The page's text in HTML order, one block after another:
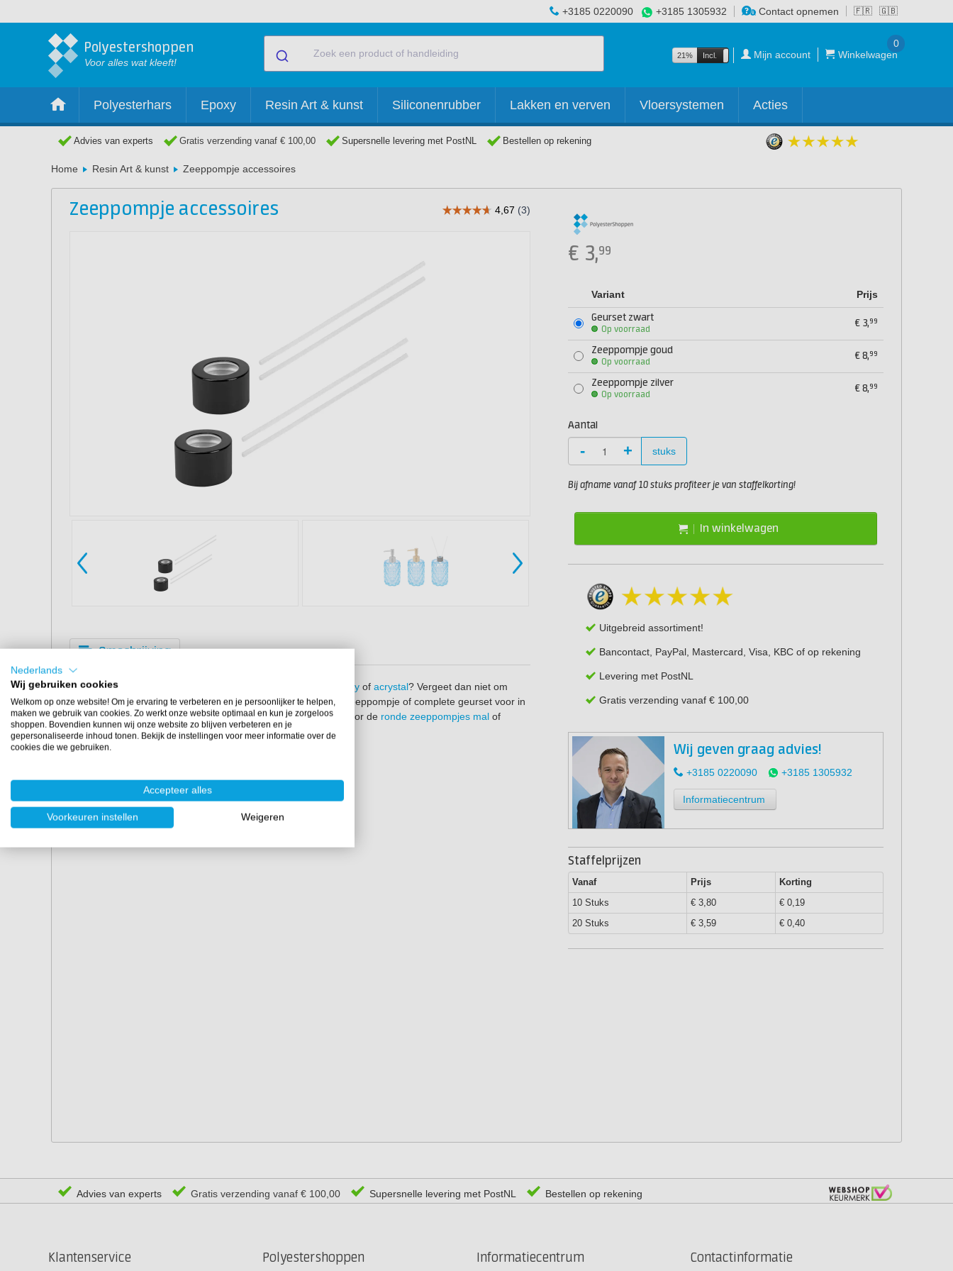
🇫🇷 🇬🇧
+3185 0220090 +3185 1305932 Contact opnemen
Polyestershoppen
Voor alles wat kleeft!
21% Incl. Excl. Mijn account Winkelwagen
0
Polyesterhars Epoxy Resin Art & kunst Siliconenrubber Lakken en verven Vloersystemen Acties
Advies van experts Gratis verzending vanaf € 100,00 Supersnelle levering met PostNL Bestellen op rekening
Home Resin Art & kunst Zeeppompje accessoires
Zeeppompje accessoires
Omschrijving
Ben je van plan om meerdere zeeppompjes te maken van epoxy of acrystal? Vergeet dan niet om
extra dispensers te bestellen. Zo maak je altijd een compleet zeeppompje of complete geurset voor in
je toilet, keuken of badkamer. Deze accessoires zijn geschikt voor de ronde zeeppompjes mal of
rechthoekige zeeppompjes mal.
Goudkleurig zeeppompje.
Zilverkleurig zeeppompje.
Zwarte geurset (2 dopjes + 4 geurstokjes).
€ 3,99
Variant Prijs
Geurset zwart
Op voorraad
€ 3,99
Zeeppompje goud
Op voorraad
€8,99
Zeeppompje zilver
Op voorraad
€8,99
Aantal
- + stuks
Bij afname vanaf 10 stuks profiteer je van staffelkorting!
In winkelwagen
Uitgebreid assortiment!
Bancontact, PayPal, Mastercard, Visa, KBC of op rekening
Levering met PostNL
Gratis verzending vanaf € 100,00
Wij geven graag advies!
+3185 0220090 +3185 1305932
Informatiecentrum
Staffelprijzen
Vanaf Prijs
Korting
10 Stuks
€ 3,80
€ 0,19
20 Stuks
€ 3,59 € 0,40
Advies van experts Gratis verzending vanaf € 100,00 Supersnelle levering met PostNL Bestellen op rekening
Klantenservice Polyestershoppen Informatiecentrum Contactinformatie
Nederlands
Wij gebruiken cookies
Welkom op onze website! Om je ervaring te verbeteren en je persoonlijker te helpen,
maken we gebruik van cookies. Zo werkt onze website optimaal en kun je zorgeloos
shoppen. Bovendien kunnen wij onze website zo blijven verbeteren en je
gepersonaliseerde inhoud tonen. Bekijk de instellingen voor meer informatie over de
cookies die we gebruiken.
Accepteer alles
Voorkeuren instellen Weigeren